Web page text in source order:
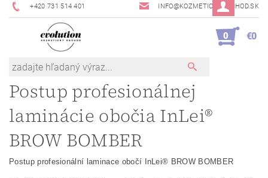
+420 731 514 401 INFO@KOZMETICKYOBCHOD.SK
0 €0
Postup profesionálnej
laminácie obočia InLei®
BROW BOMBER
Postup profesionální laminace obočí InLei® BROW BOMBER